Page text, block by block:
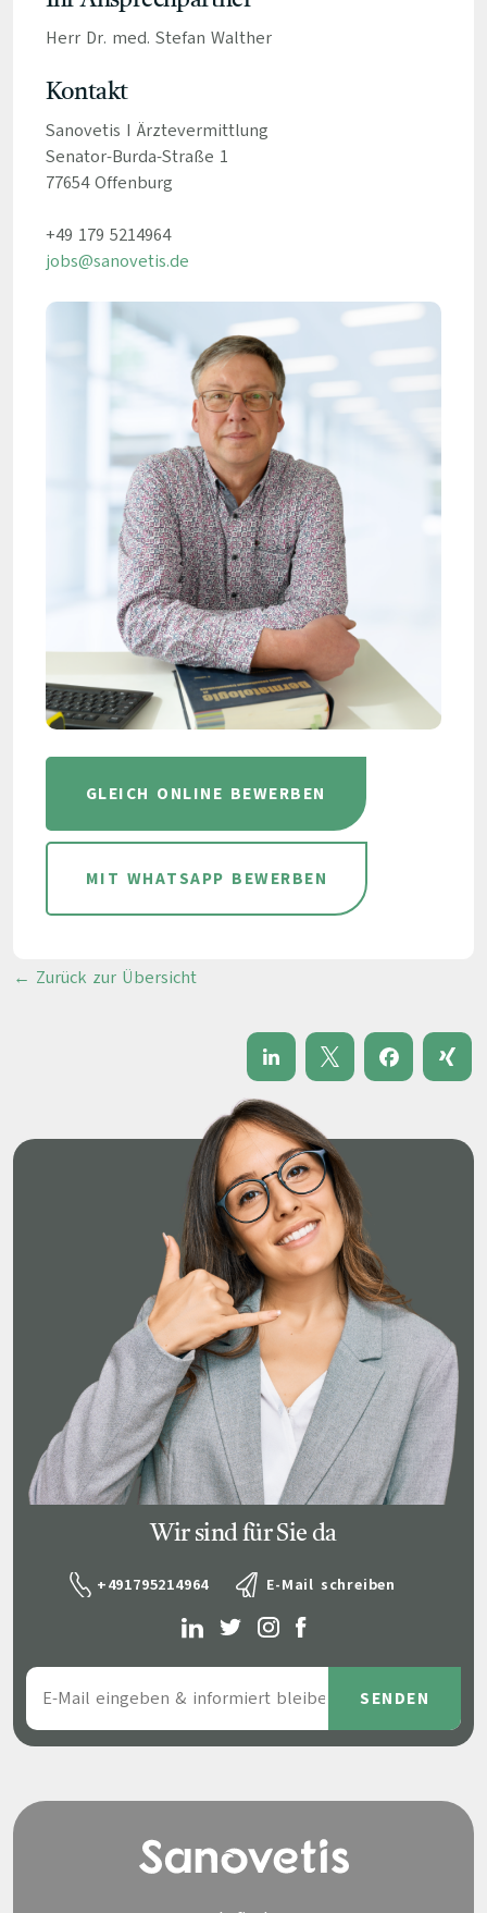
Herr Dr. med. Stefan Walther
Kontakt
Sanovetis I Ärztevermittlung
Senator-Burda-Straße 1
77654 Offenburg
+49 179 5214964
jobs@sanovetis.de
GLEICH ONLINE BEWERBEN
MIT WHATSAPP BEWERBEN
← Zurück zur Übersicht
Wir sind für Sie da
+491795214964 E-Mail schreiben